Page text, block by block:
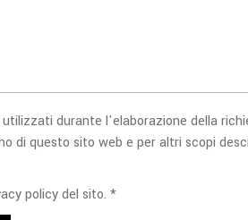
durante l'elaborazione della
di questo sito web e per altri scopi
policy del sito. *